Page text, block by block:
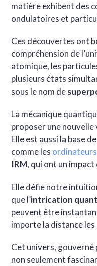
matière exhibent des
ondulatoires et
Ces découvertes ont
compréhension de
atomique, les
plusieurs états
sous le nom de
La mécanique
proposer une
Elle est aussi la base
comme les
IRM, qui ont un
Elle défie notre
que l’intrication
peuvent être
importe la distance
Cet univers, gouverné
non seulement